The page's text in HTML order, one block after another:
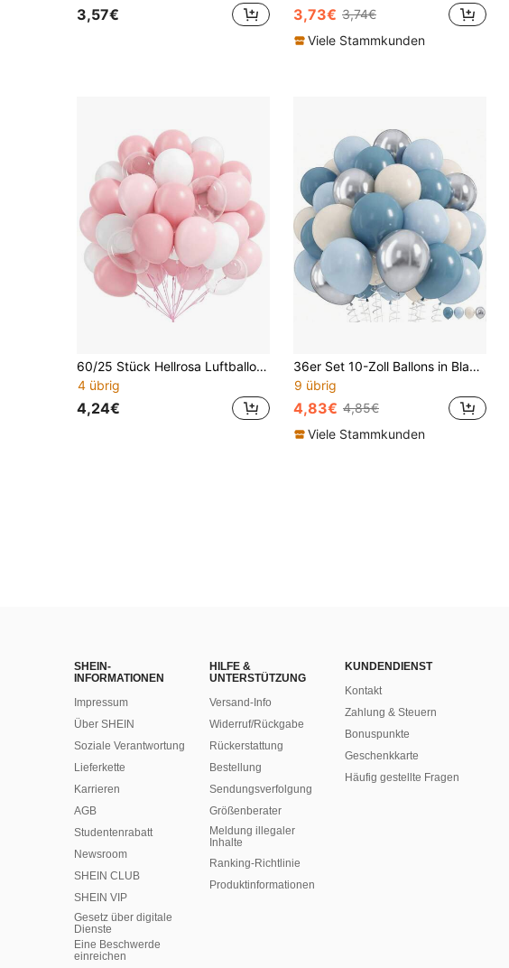
3,57€ 3,73€ 3,74€
Viele Stammkunden
60/25 Stück Hellrosa Luftballons, mit klaren rosa und weißen Luftballons, geeignet für Hochzeit, Braut, Babyparty, Geburtstagsfeier Dekoration
4 übrig
4,24€
36er Set 10-Zoll Ballons in Blau Nebel, Makaron Blau, Vintage Sandweiß und Metallic Silber. Geeignet für Geburtstag, Hochzeit, Valentinstag, Weihnachten, Neujahr, Eröffnungsfeier, Heimdekoration, Ballonarrangement, Ballonparty, Fotografie-Requisiten, Anmelde-Fotohintergrund, Stillleben-Dekoration
9 übrig
4,83€ 4,85€
Viele Stammkunden
SHEIN-
INFORMATIONEN
Impressum
Über SHEIN
Soziale Verantwortung
Lieferkette
Karrieren
AGB
Studentenrabatt
Newsroom
SHEIN CLUB
SHEIN VIP
Gesetz über digitale
Dienste
Eine Beschwerde
einreichen
HILFE &
UNTERSTÜTZUNG
Versand-Info
Widerruf/Rückgabe
Rückerstattung
Bestellung
Sendungsverfolgung
Größenberater
Meldung illegaler
Inhalte
Ranking-Richtlinie
​Produktinformationen
KUNDENDIENST
Kontakt
Zahlung & Steuern
Bonuspunkte
Geschenkkarte
Häufig gestellte Fragen